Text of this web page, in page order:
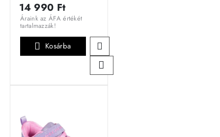
14 990 Ft
Áraink az ÁFA értékét
tartalmazzák!
Kosárba